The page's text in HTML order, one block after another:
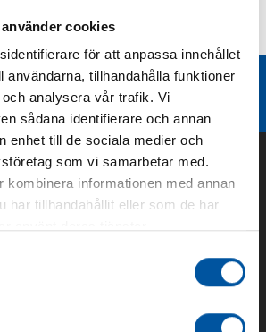
cookies
för att anpassa innehållet
användarna, tillhandahålla funktioner
analysera vår trafik. Vi
sådana identifierare och annan
enhet till de sociala medier och
som vi samarbetar med.
kombinera informationen med annan
har tillhandahållit eller som de har